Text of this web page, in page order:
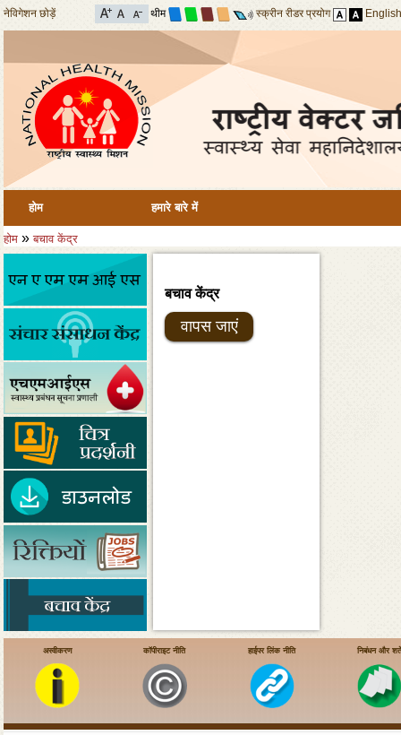
नेविगेशन छोड़ें थीम स्क्रीन रीडर प्रयोग English
होम हमारे बारे में
होम »बचाव केंद्र
बचाव केंद्र
वापस जाएं
अस्वीकरण कॉपीराइट नीति हाईपर लिंक नीति निबंधन और शर्तें